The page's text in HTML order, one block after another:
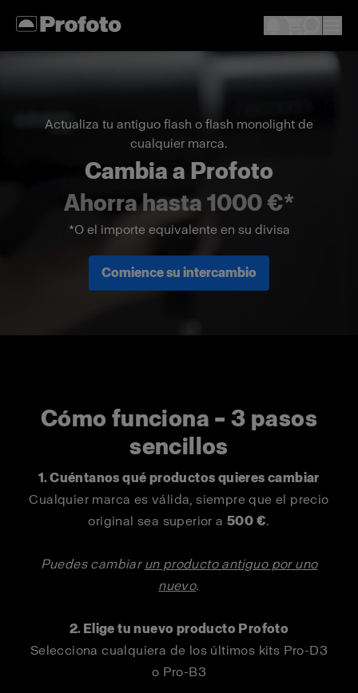
Actualiza tu antiguo flash o flash monolight de
cualquier marca.
Cambia a Profoto
Ahorra hasta 1000 €*
*O el importe equivalente en su divisa
Comience su intercambio
Cómo funciona – 3 pasos
sencillos
1. Cuéntanos qué productos quieres cambiar
Cualquier marca es válida, siempre que el precio
original sea superior a500 €.
Puedes cambiar un producto antiguo por uno
nuevo.
2. Elige tu nuevo producto Profoto
Selecciona cualquiera de los últimos kits Pro-D3
o Pro-B3